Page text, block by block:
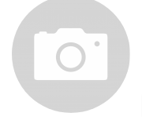
Rechercher